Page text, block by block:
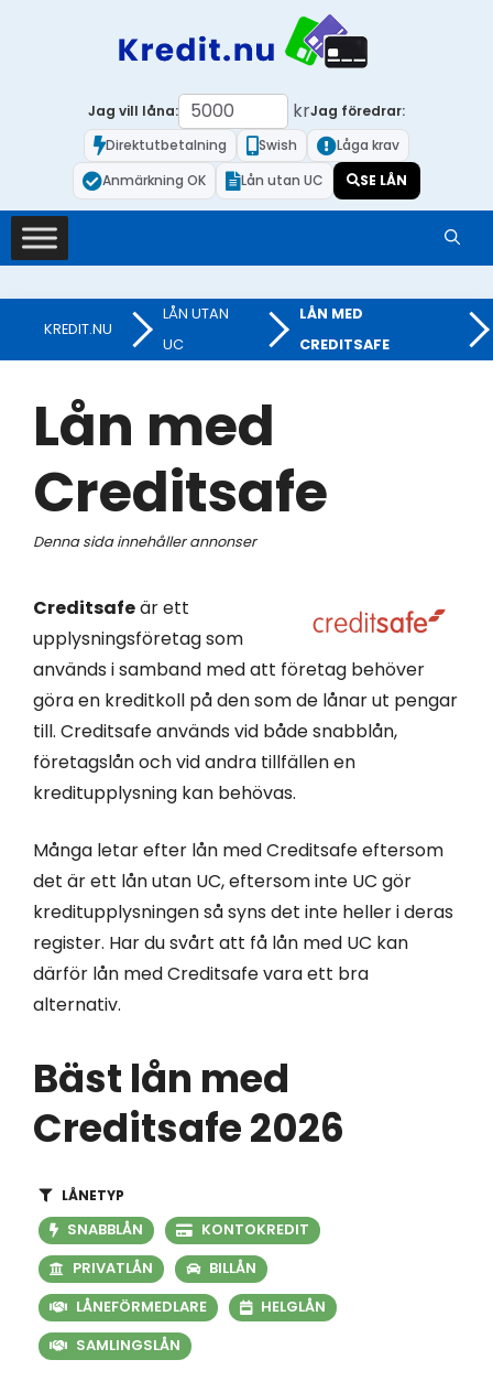
Jag vill låna: krJag föredrar:
Direktutbetalning
Swish
Låga krav
Anmärkning OK
Lån utan UC SE LÅN
KREDIT.NU
LÅN UTAN
UC
LÅN MED
CREDITSAFE
Lån med
Creditsafe
Denna sida innehåller annonser
Creditsafeär ett
upplysningsföretag som
används i samband med att företag behöver
göra en kreditkoll på den som de lånar ut pengar
till. Creditsafe används vid både snabblån,
företagslån och vid andra tillfällen en
kreditupplysning kan behövas.
Många letar efter lån med Creditsafe eftersom
det är ett lån utan UC, eftersom inte UC gör
kreditupplysningen så syns det inte heller i deras
register. Har du svårt att få lån med UC kan
därför lån med Creditsafe vara ett bra
alternativ.
Bäst lån med
Creditsafe 2026
LÅNETYP
SNABBLÅN
KONTOKREDIT
PRIVATLÅN
BILLÅN
LÅNEFÖRMEDLARE
HELGLÅN
SAMLINGSLÅN